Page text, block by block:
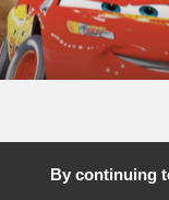
By continuing